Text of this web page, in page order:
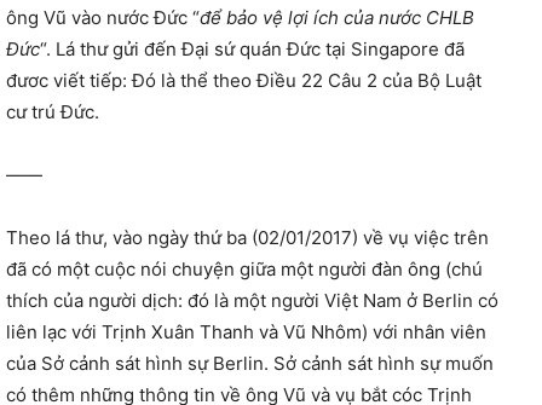
ông Vũ vào nước Đức “để bảo vệ lợi ích của nước CHLB
Đức“. Lá thư gửi đến Đại sứ quán Đức tại Singapore đã
đươc viết tiếp: Đó là thể theo Điều 22 Câu 2 của Bộ Luật
cư trú Đức.
——
Theo lá thư, vào ngày thứ ba (02/01/2017) về vụ việc trên
đã có một cuộc nói chuyện giữa một người đàn ông (chú
thích của người dịch: đó là một người Việt Nam ở Berlin có
liên lạc với Trịnh Xuân Thanh và Vũ Nhôm) với nhân viên
của Sở cảnh sát hình sự Berlin. Sở cảnh sát hình sự muốn
có thêm những thông tin về ông Vũ và vụ bắt cóc Trịnh